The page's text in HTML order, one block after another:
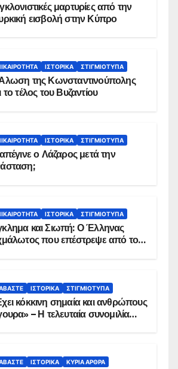
μαρτυρίες από την
εισβολή στην Κύπρο
ΙΣΤΟΡΙΚΆ ΣΤΙΓΜΙΌΤΥΠΑ
της Κωνσταντινούπολης
το τέλος του Βυζαντίου
ΙΣΤΟΡΙΚΆ ΣΤΙΓΜΙΌΤΥΠΑ
ο Λάζαρος μετά την
ΙΣΤΟΡΙΚΆ ΣΤΙΓΜΙΌΤΥΠΑ
και Σιωπή: Ο Έλληνας
που επέστρεψε από το
ΙΣΤΟΡΙΚΆ ΣΤΙΓΜΙΌΤΥΠΑ
κόκκινη σημαία και ανθρώπους
– Η τελευταία συνομιλία
ΙΣΤΟΡΙΚΆ ΚΥΡΙΑ ΑΡΘΡΑ